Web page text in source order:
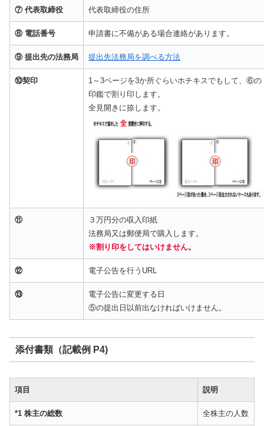
⑦ 代表取締役 代表取締役の住所
⑧ 電話番号 申請書に不備がある場合連絡があります。
⑨ 提出先の法務局 提出先法務局を調べる方法
⑩契印
1～3ページを3か所ぐらいホチキスでもして、⑥の
印鑑で割り印します。
全見開きに捺します。
⑪
３万円分の収入印紙
法務局又は郵便局で購入します。
※割り印をしてはいけません。
⑫ 電子公告を行うURL
⑬
電子公告に変更する日
⑤の提出日以前出なければいけません。
添付書類（記載例 P4)
項目 説明
*1 株主の総数 全株主の人数